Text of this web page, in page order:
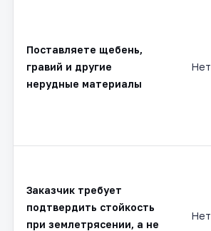
Поставляете щебень,
гравий и другие
нерудные материалы
Нет
Заказчик требует
подтвердить стойкость
при землетрясении, а не
Нет